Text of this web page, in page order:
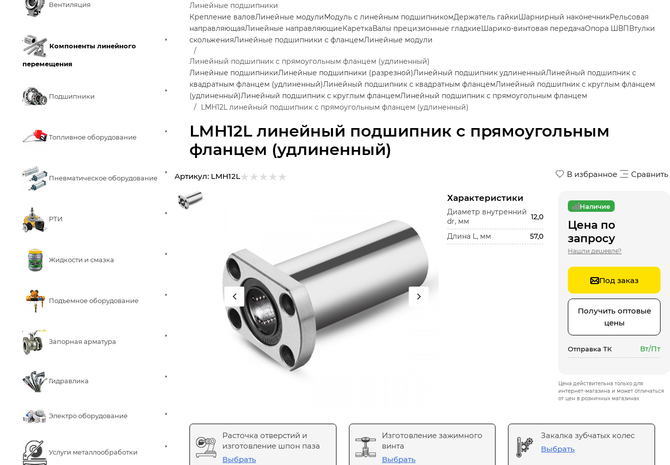
Вентиляция
Компоненты линейного
перемещения
Подшипники
Топливное оборудование
Пневматическое оборудование
РТИ
Жидкости и смазка
Подъемное оборудование
Запорная арматура
Гидравлика
Электро оборудование
Услуги металлообработки
LMH12L линейный подшипник с прямоугольным
фланцем (удлиненный)
Линейные подшипники
Крепление валовЛинейные модулиМодуль с линейным подшипникомДержатель гайкиШарнирный наконечникРельсовая
направляющаяЛинейные направляющиеКареткаВалы прецизионные гладкиеШарико-винтовая передачаОпора ШВПВтулки
скольженияЛинейные подшипники с фланцемЛинейные модули
Линейный подшипник с прямоугольным фланцем (удлиненный)
Линейные подшипникиЛинейные подшипники (разрезной)Линейный подшипник удлиненныйЛинейный подшипник с
квадратным фланцем (удлиненный)Линейный подшипник с квадратным фланцемЛинейный подшипник с круглым фланцем
(удлиненный)Линейный подшипник с круглым фланцемЛинейный подшипник с прямоугольным фланцем
LMH12L линейный подшипник с прямоугольным фланцем (удлиненный)
В избранное Сравнить
Артикул: LMH12L
Характеристики
Диаметр внутренний
dr, мм
12,0
Длина L, мм 57,0
Наличие
Цена по
запросу
Нашли дешевле?
Под заказ
Получить оптовые
цены
Отправка ТК Вт/Пт
Цена действительна только для
интернет-магазина и может отличаться
от цен в розничных магазинах
Расточка отверстий и
изготовление шпон паза
Выбрать
Изготовление зажимного
винта
Выбрать
Закалка зубчатых колес
Выбрать